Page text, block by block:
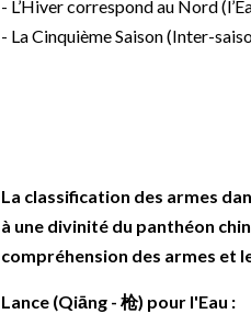
- L’Hiver correspond au Nord
- La Cinquième Saison (Inter-
La classification des armes
à une divinité du panthéon
compréhension des armes et
Lance (Qiāng - 枪) pour l'Eau :